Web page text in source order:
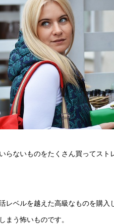
らないものをたくさん買ってス
レベルを越えた高級なものを購
まう怖いものです。